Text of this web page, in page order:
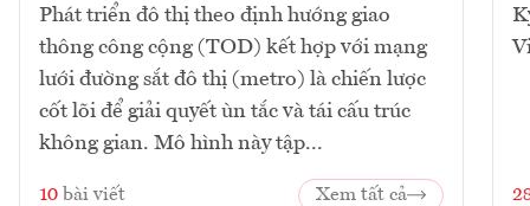
Phát triển đô thị theo định hướng giao
thông công cộng (TOD) kết hợp với mạng
lưới đường sắt đô thị (metro) là chiến lược
cốt lõi để giải quyết ùn tắc và tái cấu trúc
không gian. Mô hình này tập...
10 bài viết Xem tất cả